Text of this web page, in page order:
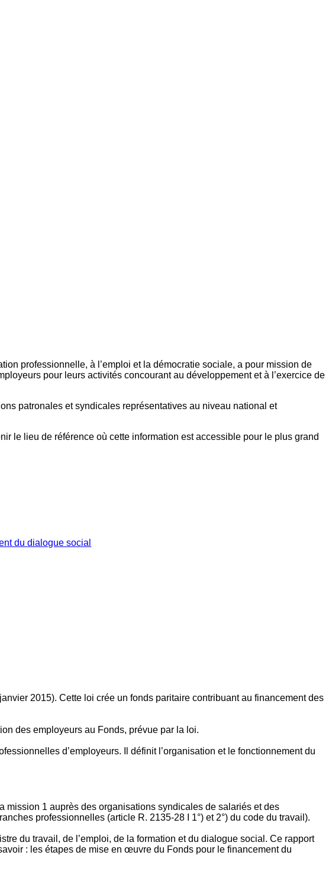
professionnelle, à l’emploi et la démocratie sociale, a pour mission de
pour leurs activités concourant au développement et à l’exercice de
patronales et syndicales représentatives au niveau national et
le lieu de référence où cette information est accessible pour le plus grand
du dialogue social
janvier 2015). Cette loi crée un fonds paritaire contribuant au financement des
des employeurs au Fonds, prévue par la loi.
d’employeurs. Il définit l’organisation et le fonctionnement du
mission 1 auprès des organisations syndicales de salariés et des
professionnelles (article R. 2135‐28 I 1°) et 2°) du code du travail).
du travail, de l’emploi, de la formation et du dialogue social. Ce rapport
: les étapes de mise en œuvre du Fonds pour le financement du